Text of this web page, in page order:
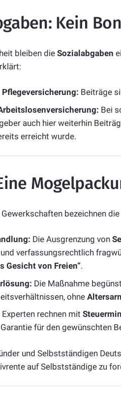
Kein
bleiben die Sozialabgaben
Beiträge
Bei
auch hier weiterhin
erreicht wurde.
bezeichnen
Die Ausgrenzung von
verfassungsrechtlich
Gesicht von Freien“.
Die Maßnahme
ohne
Experten rechnen mit
Garantie für den gewünschten
und Selbstständigen
auf Selbstständige zu